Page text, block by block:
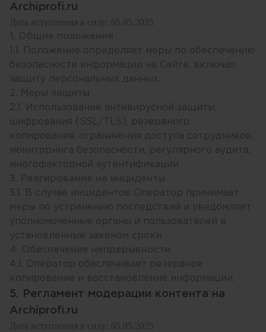
Archiprofi.ru
Дата вступления в силу: 05.05.2025
1.1. Положение определяет меры по обеспечению
безопасности информации на Сайте, включая
защиту персональных данных.
2.1. Использование антивирусной защиты,
шифрования (SSL/TLS), резервного
копирования, ограничения доступа сотрудников,
мониторинга безопасности, регулярного аудита,
многофакторной аутентификации.
3.1. В случае инцидентов Оператор принимает
меры по устранению последствий и уведомляет
уполномоченные органы и пользователей в
установленные законом сроки.
4.1. Оператор обеспечивает резервное
копирование и восстановление информации.
5. Регламент модерации контента на
Archiprofi.ru
Дата вступления в силу: 05.05.2025